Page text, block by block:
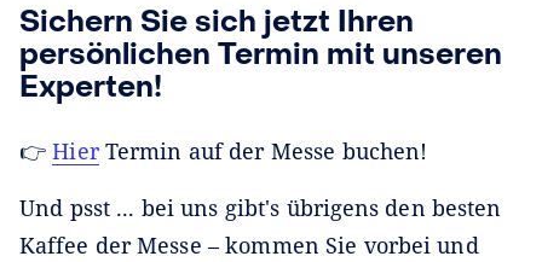
Sichern Sie sich jetzt Ihren
persönlichen Termin mit unseren
Experten!
👉HierTermin auf der Messe buchen!
Und psst ... bei uns gibt's übrigens den besten
Kaffee der Messe – kommen Sie vorbei und